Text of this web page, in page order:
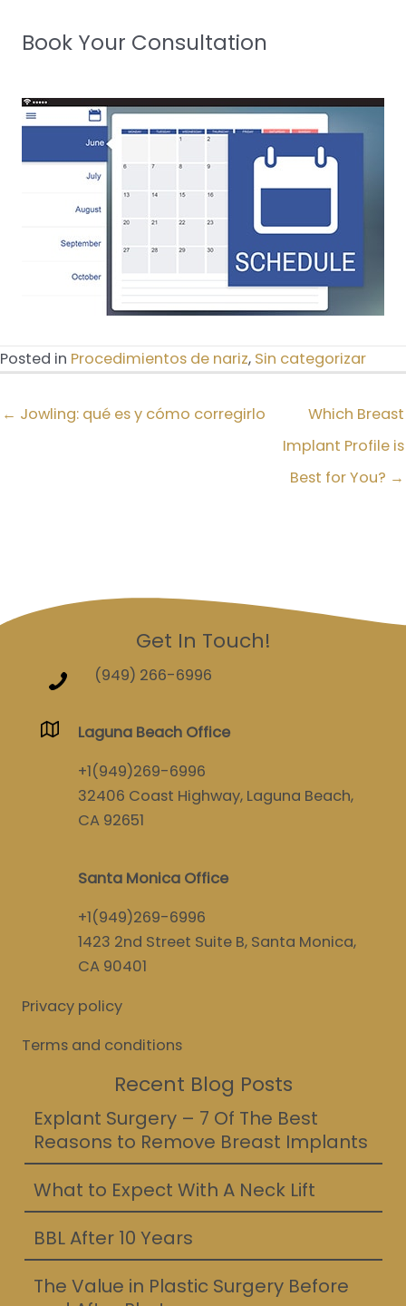
Book Your Consultation
Posted in Procedimientos de nariz, Sin categorizar
← Jowling: qué es y cómo corregirlo
Which Breast
Implant Profile is
Best for You? →
Get In Touch!
(949) 266-6996
Laguna Beach Office
+1(949)269-6996
32406 Coast Highway, Laguna Beach,
CA 92651
Santa Monica Office
+1(949)269-6996
1423 2nd Street Suite B, Santa Monica,
CA 90401
Privacy policy
Terms and conditions
Recent Blog Posts
Explant Surgery – 7 Of The Best
Reasons to Remove Breast Implants
What to Expect With A Neck Lift
BBL After 10 Years
The Value in Plastic Surgery Before